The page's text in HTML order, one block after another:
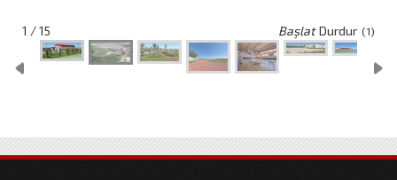
1 / 15 Başlat Durdur (1)